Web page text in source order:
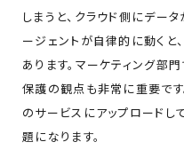
しまうと、クラウド側にデー
ージェントが自律的に動くと
あります。マーケティング部
保護の観点も非常に重要です
のサービスにアップロードし
題になります。